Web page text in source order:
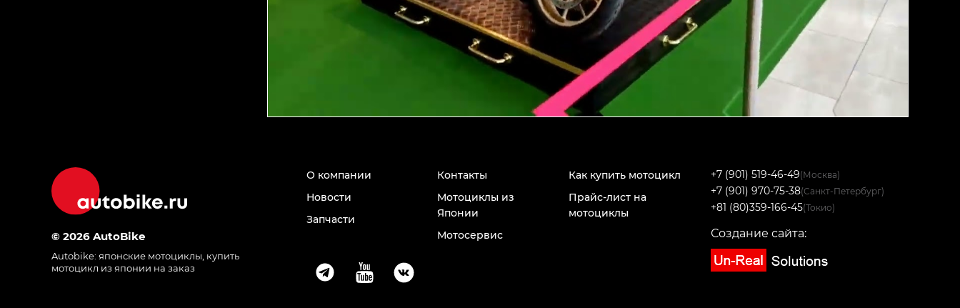
© 2026 AutoBike
Autobike: японские мотоциклы, купить
мотоцикл из японии на заказ
О компании
Новости
Запчасти
Контакты
Мотоциклы из
Японии
Мотосервис
Как купить мотоцикл
Прайс-лист на
мотоциклы
+7 (901) 519-46-49(Москва)
+7 (901) 970-75-38(Санкт-Петербург)
+81 (80)359-166-45(Токио)
Создание сайта: